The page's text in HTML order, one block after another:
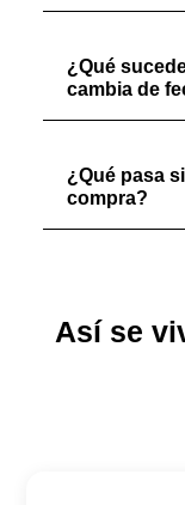
¿Qué
cambia de
¿Qué pasa
compra?
Así se